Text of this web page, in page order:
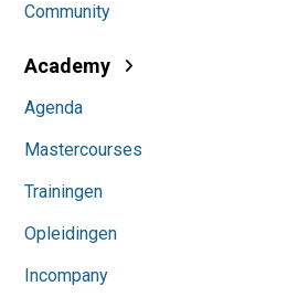
Community
Academy
Agenda
Mastercourses
Trainingen
Opleidingen
Incompany